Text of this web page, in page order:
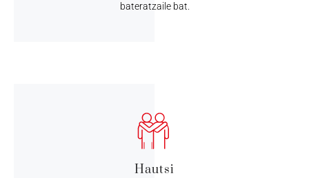
bateratzaile bat.
Hautsi